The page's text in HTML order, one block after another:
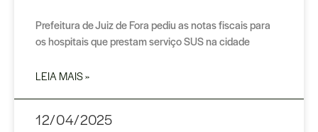
Prefeitura de Juiz de Fora pediu as notas fiscais para
os hospitais que prestam serviço SUS na cidade
LEIA MAIS »
12/04/2025